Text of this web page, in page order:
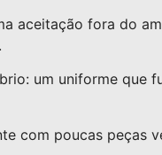
aceitação fora do
um uniforme que
com poucas